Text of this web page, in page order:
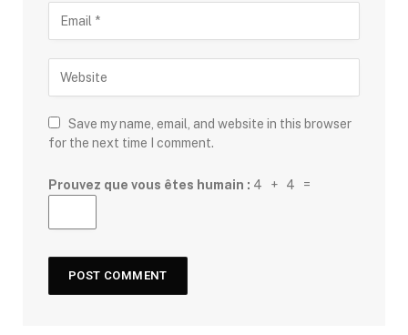
Save my name, email, and website in this browser
for the next time I comment.
Prouvez que vous êtes humain : 4 + 4 =